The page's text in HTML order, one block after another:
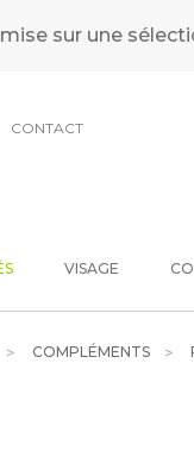
sur une
CONTACT
VISAGE
COMPLÉMENTS